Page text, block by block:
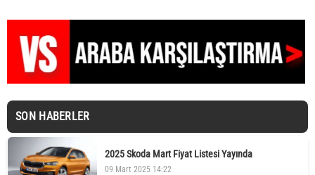
SON HABERLER
2025 Skoda Mart Fiyat Listesi Yayında
09 Mart 2025 14:22